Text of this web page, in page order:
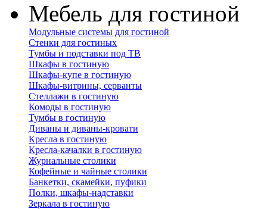
Мебель для гостиной
Модульные системы для гостиной
Стенки для гостиных
Тумбы и подставки под ТВ
Шкафы в гостиную
Шкафы-купе в гостиную
Шкафы-витрины, серванты
Стеллажи в гостиную
Комоды в гостиную
Тумбы в гостиную
Диваны и диваны-кровати
Кресла в гостиную
Кресла-качалки в гостиную
Журнальные столики
Кофейные и чайные столики
Банкетки, скамейки, пуфики
Полки, шкафы-надставки
Зеркала в гостиную